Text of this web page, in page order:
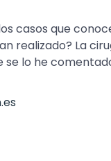
casos que
realizado? La
se lo he